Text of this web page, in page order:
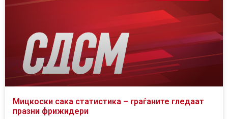
Мицкоски сака статистика – граѓаните гледаат
празни фрижидери